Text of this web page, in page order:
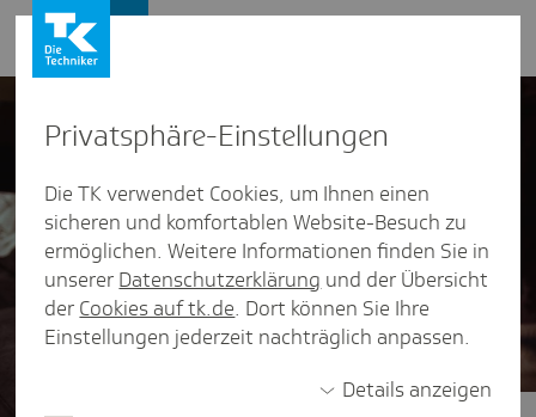
Privat­sphäre-Einstel­lungen
Die TK verwendet Cookies, um Ihnen einen
sicheren und komfortablen Website-Besuch zu
ermöglichen. Weitere Informationen finden Sie in
unserer Datenschutzerklärung und der Übersicht
der Cookies auf tk.de. Dort können Sie Ihre
Einstellungen jederzeit nachträglich anpassen.
Details anzeigen